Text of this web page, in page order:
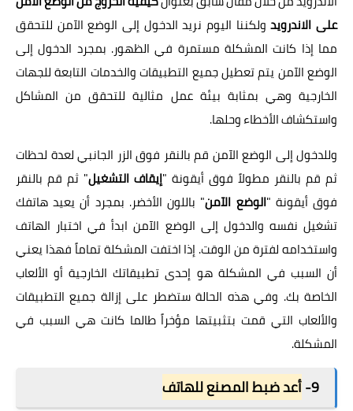
على الاندرويدولكننا اليوم نريد الدخول إلى الوضع الآمن للتحقق
مما إذا كانت المشكلة مستمرة في الظهور. بمجرد الدخول إلى
الوضع الآمن يتم تعطيل جميع التطبيقات والخدمات التابعة للجهات
الخارجية وهي بمثابة بيئة عمل مثالية للتحقق من المشاكل
واستكشاف الأخطاء وحلها.
وللدخول إلى الوضع الآمن قم بالنقر فوق الزر الجانبي لعدة لحظات
ثم قم بالنقر مطولاً فوق أيقونة "إيقاف التشغيل" ثم قم بالنقر
فوق أيقونة "الوضع الآمن" باللون الأخضر. بمجرد أن يعيد هاتفك
تشغيل نفسه والدخول إلى الوضع الآمن ابدأ في اختبار الهاتف
واستخدامه لفترة من الوقت. إذا اختفت المشكلة تماماً فهذا يعني
أن السبب في المشكلة هو إحدى تطبيقاتك الخارجية أو الألعاب
الخاصة بك. وفي هذه الحالة ستضطر على إزالة جميع التطبيقات
والألعاب التي قمت بتثبيتها مؤخراً طالما كانت هي السبب في
المشكلة.
9- أعد ضبط المصنع للهاتف